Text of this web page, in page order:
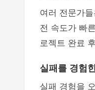
여러 전문가들
전 속도가 빠
로젝트 완료
실패를 경험
실패 경험을